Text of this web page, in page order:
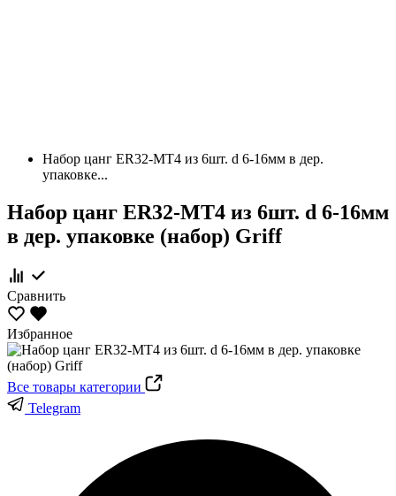
Набор цанг ER32-МТ4 из 6шт. d 6-16мм в дер.
упаковке...
Набор цанг ER32-МТ4 из 6шт. d 6-16мм
в дер. упаковке (набор) Griff
Сравнить
Избранное
Все товары категории
Telegram